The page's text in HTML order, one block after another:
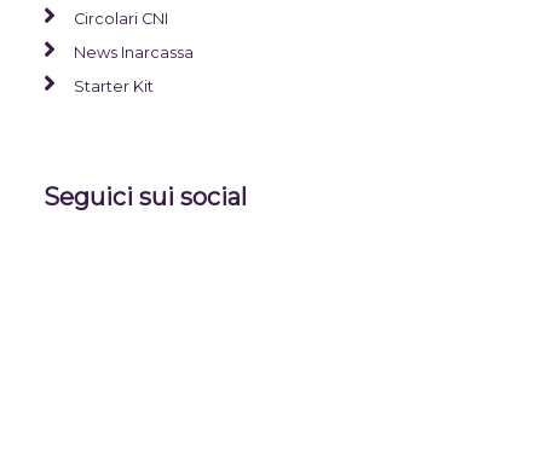
Circolari CNI
News Inarcassa
Starter Kit
Seguici sui social